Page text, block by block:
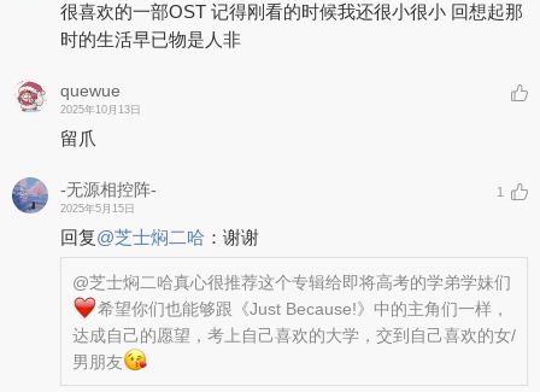
很喜欢的一部OST 记得刚看的时候我还很小很小 回想起那
时的生活早已物是人非
quewue
2025年10月13日
留爪
-无源相控阵-
2025年5月15日
1
回复@芝士焖二哈 ： 谢谢
@芝士焖二哈真心很推荐这个专辑给即将高考的学弟学妹们
希望你们也能够跟《Just Because!》中的主角们一样，
达成自己的愿望，考上自己喜欢的大学，交到自己喜欢的女/
男朋友